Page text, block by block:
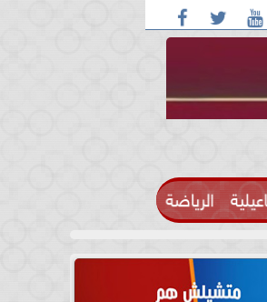
   مجلس السلام العالمي ينزع سلاح حماس
الرياضة